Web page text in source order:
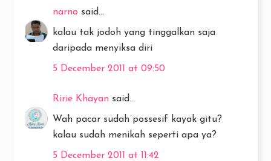
narno said...
kalau tak jodoh yang tinggalkan saja
daripada menyiksa diri
5 December 2011 at 09:50
Ririe Khayan said...
Wah pacar sudah possesif kayak gitu?
kalau sudah menikah seperti apa ya?
5 December 2011 at 11:42